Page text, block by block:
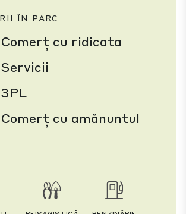
ÎN PARC
Comerţ cu ridicata
Servicii
3PL
Comerț cu amănuntul